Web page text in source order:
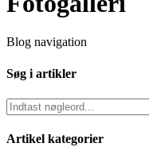
Blog navigation
Søg i artikler
Artikel kategorier